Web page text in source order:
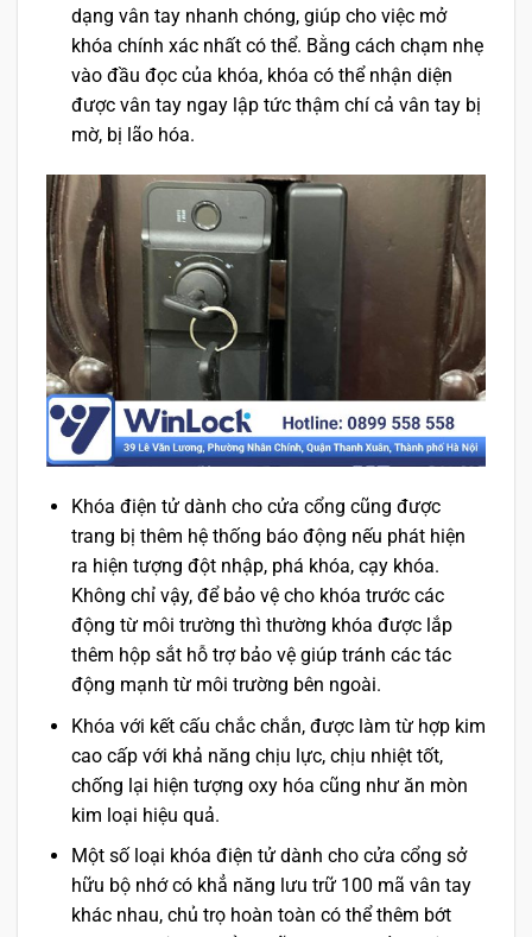
dạng vân tay nhanh chóng, giúp cho việc mở
khóa chính xác nhất có thể. Bằng cách chạm nhẹ
vào đầu đọc của khóa, khóa có thể nhận diện
được vân tay ngay lập tức thậm chí cả vân tay bị
mờ, bị lão hóa.
Khóa điện tử dành cho cửa cổng cũng được
trang bị thêm hệ thống báo động nếu phát hiện
ra hiện tượng đột nhập, phá khóa, cạy khóa.
Không chỉ vậy, để bảo vệ cho khóa trước các
động từ môi trường thì thường khóa được lắp
thêm hộp sắt hỗ trợ bảo vệ giúp tránh các tác
động mạnh từ môi trường bên ngoài.
Khóa với kết cấu chắc chắn, được làm từ hợp kim
cao cấp với khả năng chịu lực, chịu nhiệt tốt,
chống lại hiện tượng oxy hóa cũng như ăn mòn
kim loại hiệu quả.
Một số loại khóa điện tử dành cho cửa cổng sở
hữu bộ nhớ có khẳ năng lưu trữ 100 mã vân tay
khác nhau, chủ trọ hoàn toàn có thể thêm bớt